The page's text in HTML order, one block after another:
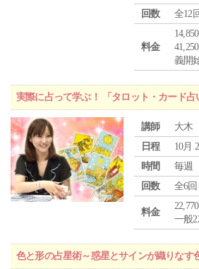
回数
全12
料金
義開
実際に占って学ぶ！ 「タロット・カード占
講師
大木
日程
10月
時間
毎週
回数
全6回
料金
一般
色と形の占星術～惑星とサインが織りなす